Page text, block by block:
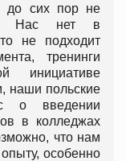
до сих пор не
Нас нет в
не подходит
тренинги
инициативе
наши польские
о введении
в колледжах
что нам
особенно